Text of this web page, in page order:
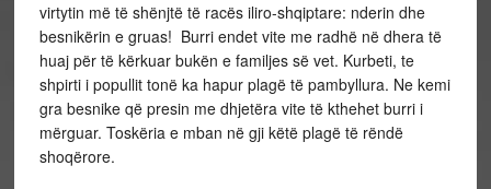
virtytin më të shënjtë të racës iliro-shqiptare: nderin dhe
besnikërin e gruas! Burri endet vite me radhë në dhera të
huaj për të kërkuar bukën e familjes së vet. Kurbeti, te
shpirti i popullit tonë ka hapur plagë të pambyllura. Ne kemi
gra besnike që presin me dhjetëra vite të kthehet burri i
mërguar. Toskëria e mban në gji këtë plagë të rëndë
shoqërore.